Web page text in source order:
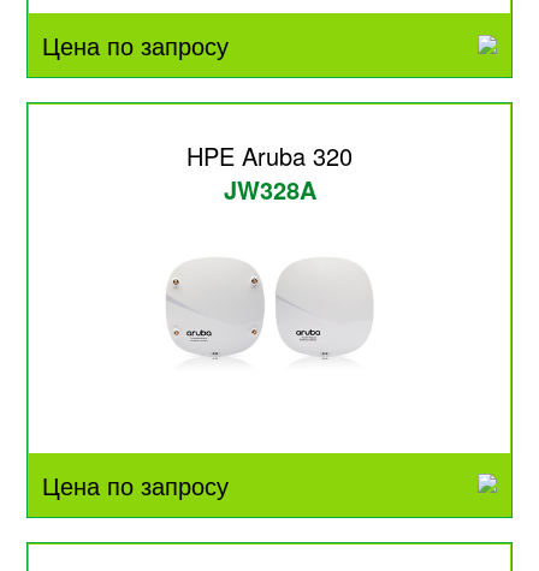
Цена по запросу
HPE Aruba 320
JW328A
Цена по запросу